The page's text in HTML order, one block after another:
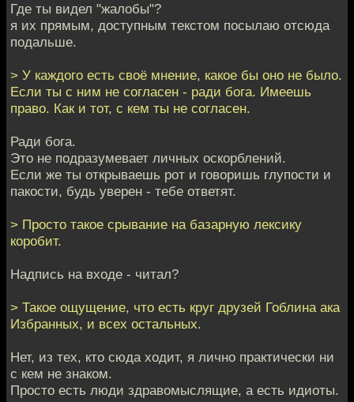
Где ты видел "жалобы"?
я их прямым, доступным текстом посылаю отсюда
подальше.
> У каждого есть своё мнение, какое бы оно не было.
Если ты с ним не согласен - ради бога. Имеешь
право. Как и тот, с кем ты не согласен.
Ради бога.
Это не подразумевает личных оскорблений.
Если же ты открываешь рот и говоришь глупости и
пакости, будь уверен - тебе ответят.
> Просто такое срывание на базарную лексику
коробит.
Надпись на входе - читал?
> Такое ощущение, что есть круг друзей Гоблина ака
Избранных, и всех остальных.
Нет, из тех, кто сюда ходит, я лично практически ни
с кем не знаком.
Просто есть люди здравомыслящие, а есть идиоты.